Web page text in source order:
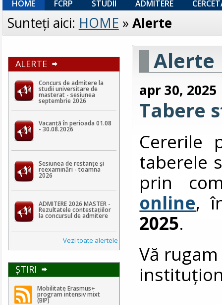
HOME FCRP STUDII ADMITERE
Sunteţi aici: HOME » Alerte
ALERTE
Concurs de admitere la
studii universitare de
masterat - sesiunea
septembrie 2026
Vacanță în perioada 01.08
- 30.08.2026
Sesiunea de restanțe și
reexaminări - toamna
2026
ADMITERE 2026 MASTER -
Rezultatele contestaţiilor
la concursul de admitere
Vezi toate alertele
ŞTIRI
Mobilitate Erasmus+
program intensiv mixt
(BIP)
Alerte
apr 30, 2025
Tabere
Cererile
taberele
prin
online,
2025.
Vă